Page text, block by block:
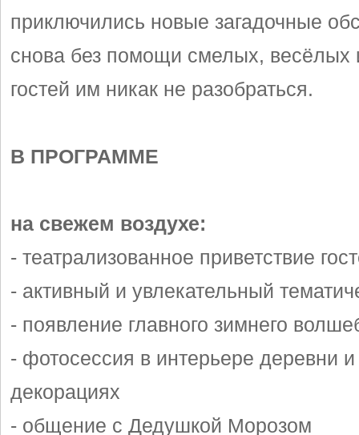
приключились новые загадочные
снова без помощи смелых, весёлых
гостей им никак не разобраться.
В ПРОГРАММЕ
на свежем воздухе:
- театрализованное приветствие
- активный и увлекательный
- появление главного зимнего
- фотосессия в интерьере деревни
декорациях
- общение с Дедушкой Морозом